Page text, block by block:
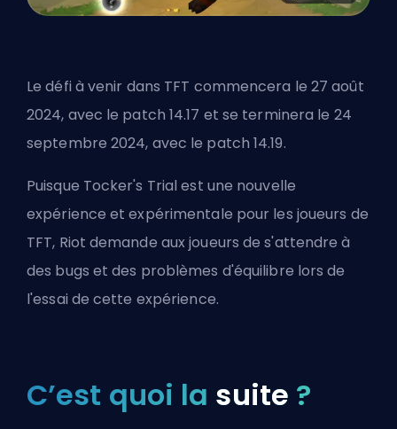
Le défi à venir dans TFT commencera le 27 août
2024, avec le patch 14.17 et se terminera le 24
septembre 2024, avec le patch 14.19.
Puisque Tocker's Trial est une nouvelle
expérience et expérimentale pour les joueurs de
TFT, Riot demande aux joueurs de s'attendre à
des bugs et des problèmes d'équilibre lors de
l'essai de cette expérience.
C’est quoi la suite ?